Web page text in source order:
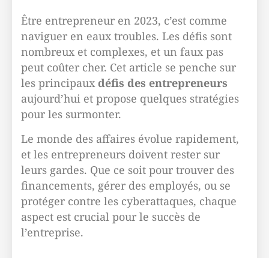
Être entrepreneur en 2023, c’est comme
naviguer en eaux troubles. Les défis sont
nombreux et complexes, et un faux pas
peut coûter cher. Cet article se penche sur
les principaux défis des entrepreneurs
aujourd’hui et propose quelques stratégies
pour les surmonter.
Le monde des affaires évolue rapidement,
et les entrepreneurs doivent rester sur
leurs gardes. Que ce soit pour trouver des
financements, gérer des employés, ou se
protéger contre les cyberattaques, chaque
aspect est crucial pour le succès de
l’entreprise.